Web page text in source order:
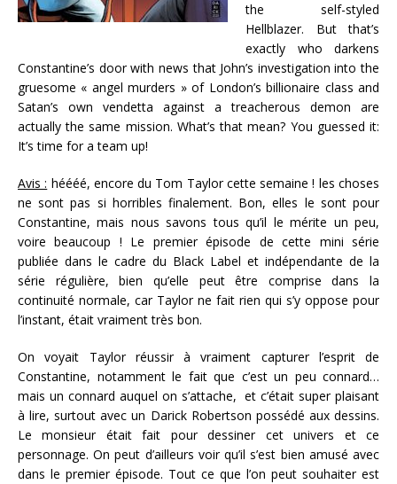
the self-styled
Hellblazer. But that’s
exactly who darkens
Constantine’s door with news that John’s investigation into the
gruesome « angel murders » of London’s billionaire class and
Satan’s own vendetta against a treacherous demon are
actually the same mission. What’s that mean? You guessed it:
It’s time for a team up!
Avis : héééé, encore du Tom Taylor cette semaine ! les choses
ne sont pas si horribles finalement. Bon, elles le sont pour
Constantine, mais nous savons tous qu’il le mérite un peu,
voire beaucoup ! Le premier épisode de cette mini série
publiée dans le cadre du Black Label et indépendante de la
série régulière, bien qu’elle peut être comprise dans la
continuité normale, car Taylor ne fait rien qui s’y oppose pour
l’instant, était vraiment très bon.
On voyait Taylor réussir à vraiment capturer l’esprit de
Constantine, notamment le fait que c’est un peu connard…
mais un connard auquel on s’attache, et c’était super plaisant
à lire, surtout avec un Darick Robertson possédé aux dessins.
Le monsieur était fait pour dessiner cet univers et ce
personnage. On peut d’ailleurs voir qu’il s’est bien amusé avec
dans le premier épisode. Tout ce que l’on peut souhaiter est